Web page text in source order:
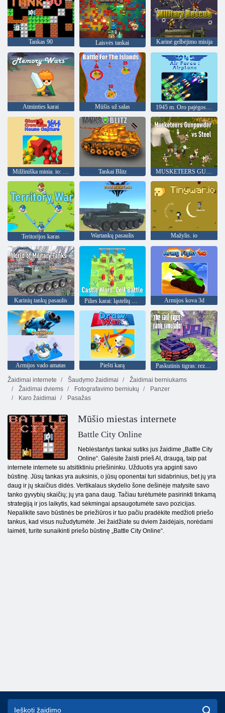
Tankas 90 Laisvės tankai Karinė gelbėjimo misija
Atminties karai Mūšis už salas 1945 m. Oro pajėgos: lėktuvas
Milžiniška minia. io: House Capture Tankai Blitz MUSKETEERS GUNPOWDER VS PLIENAS
Teritorijos karas Wartankų pasaulis Mažylis. io
Karinių tankų pasaulis Pilies karai: ląstelių mūšis Armijos kova 3d
Armijos vado amatas Piešti karą
Paskutinis tigras: rezervuaro treniruoklis
Žaidimai internete
Šaudymo žaidimai
Žaidimai berniukams
Žaidimai dviems
Fotografavimo berniukų
Panzer
Karo žaidimai
Pasažas
Mūšio miestas internete
Battle City Online
Neblėstantys tankai sutiks jus žaidime „Battle City
Online“. Galėsite žaisti prieš AI, draugą, taip pat
internete internete su atsitiktiniu priešininku. Užduotis yra apginti savo
būstinę. Jūsų tankas yra auksinis, o jūsų oponentai turi sidabrinius, bet jų yra
daug ir jų skaičius didės. Vertikalaus skydelio šone dešinėje matysite savo
tanko gyvybių skaičių; jų yra gana daug. Tačiau turėtumėte pasirinkti tinkamą
strategiją ir jos laikytis, kad sėkmingai apsaugotumėte savo pozicijas.
Nepalikite savo būstinės be priežiūros ir tuo pačiu pradėkite medžioti priešo
tankus, kad visus nužudytumėte. Jei žaidžiate su dviem žaidėjais, norėdami
laimėti, turite sunaikinti priešo būstinę „Battle City Online“.